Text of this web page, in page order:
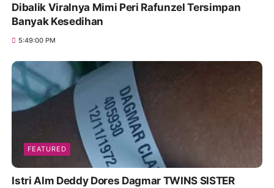
Dibalik Viralnya Mimi Peri Rafunzel Tersimpan
Banyak Kesedihan
5:49:00 PM
FEATURED
Istri Alm Deddy Dores Dagmar TWINS SISTER